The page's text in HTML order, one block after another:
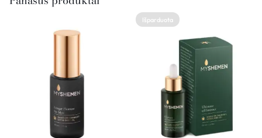
Išparduota